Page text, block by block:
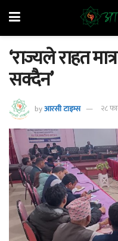
‘राज्यले राहत
सक्दैन’
byआरसी टाइम्स २८